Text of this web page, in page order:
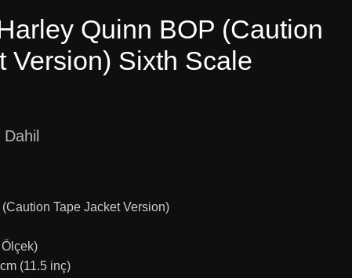
Quinn BOP (Caution
Version) Sixth Scale
Tape Jacket Version)
(11.5 inç)